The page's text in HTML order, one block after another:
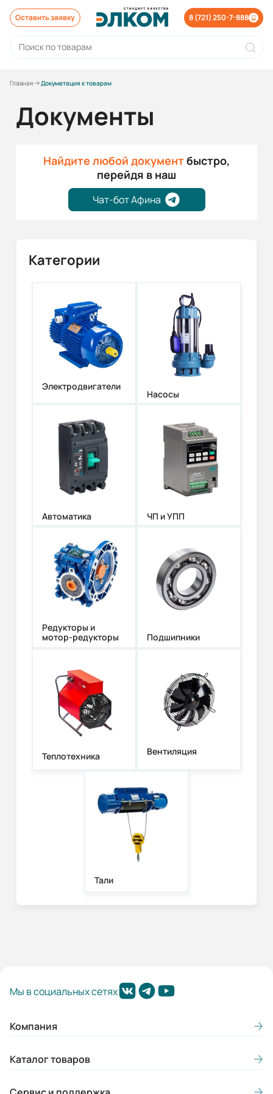
Оставить заявку 8 (721) 250-7-888
Главная Докуметация к товарам
Документы
Найдите любой документбыстро,
перейдя в наш
Чат-бот Афина
Категории
Электродвигатели
Насосы
Автоматика ЧП и УПП
Редукторы и
мотор-редукторы
Подшипники
Теплотехника Вентиляция
Тали
Мы в социальных сетях
Компания
Каталог товаров